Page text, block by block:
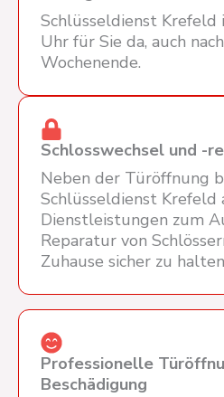
Schlüsseldienst
Uhr für Sie da, auch
Wochenende.
Schlosswechsel und -
Neben der Türöffnung
Schlüsseldienst Krefeld
Dienstleistungen zum
Reparatur von
Zuhause sicher zu
Professionelle
Beschädigung